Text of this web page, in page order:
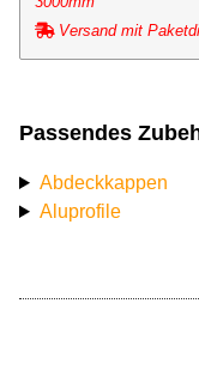
Versand mit
Passendes
Abdeckkappen
Aluprofile